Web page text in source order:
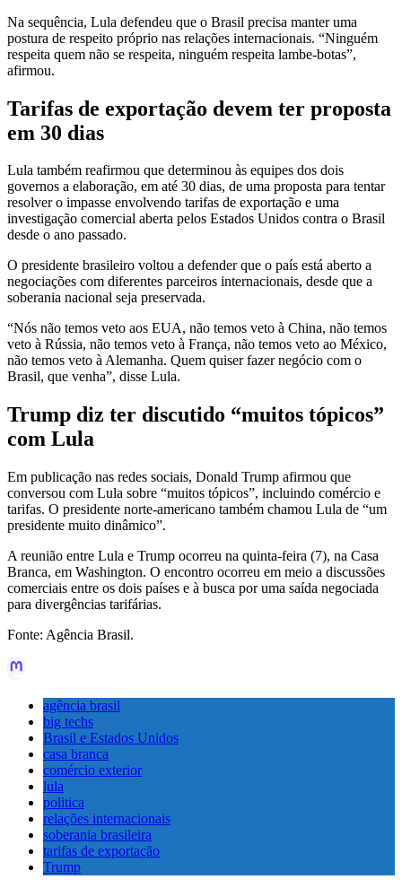
Na sequência, Lula defendeu que o Brasil precisa manter uma
postura de respeito próprio nas relações internacionais. “Ninguém
respeita quem não se respeita, ninguém respeita lambe-botas”,
afirmou.
Tarifas de exportação devem ter proposta
em 30 dias
Lula também reafirmou que determinou às equipes dos dois
governos a elaboração, em até 30 dias, de uma proposta para tentar
resolver o impasse envolvendo tarifas de exportação e uma
investigação comercial aberta pelos Estados Unidos contra o Brasil
desde o ano passado.
O presidente brasileiro voltou a defender que o país está aberto a
negociações com diferentes parceiros internacionais, desde que a
soberania nacional seja preservada.
“Nós não temos veto aos EUA, não temos veto à China, não temos
veto à Rússia, não temos veto à França, não temos veto ao México,
não temos veto à Alemanha. Quem quiser fazer negócio com o
Brasil, que venha”, disse Lula.
Trump diz ter discutido “muitos tópicos”
com Lula
Em publicação nas redes sociais, Donald Trump afirmou que
conversou com Lula sobre “muitos tópicos”, incluindo comércio e
tarifas. O presidente norte-americano também chamou Lula de “um
presidente muito dinâmico”.
A reunião entre Lula e Trump ocorreu na quinta-feira (7), na Casa
Branca, em Washington. O encontro ocorreu em meio a discussões
comerciais entre os dois países e à busca por uma saída negociada
para divergências tarifárias.
Fonte: Agência Brasil.
agência brasil
big techs
Brasil e Estados Unidos
casa branca
comércio exterior
lula
politica
relações internacionais
soberania brasileira
tarifas de exportação
Trump